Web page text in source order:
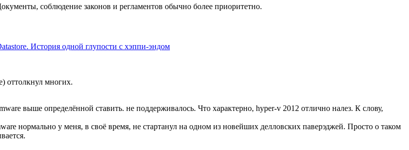
соблюдение законов и регламентов обычно более приоритетно.
История одной глупости с хэппи-эндом
оттолкнул многих.
выше определённой ставить. не поддерживалось. Что характерно, hyper-v 2012 отлично налез. К слову,
нормально у меня, в своё время, не стартанул на одном из новейших делловских паверэджей. Просто о таком